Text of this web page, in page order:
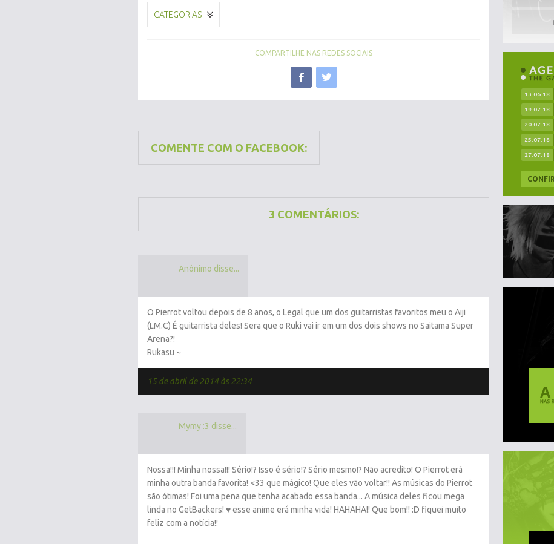
CATEGORIAS
COMPARTILHE NAS REDES SOCIAIS
COMENTE COM O FACEBOOK:
3 COMENTÁRIOS:
Anônimo disse...
O Pierrot voltou depois de 8 anos, o Legal que um dos guitarristas favoritos meu o Aiji
(LM.C) É guitarrista deles! Sera que o Ruki vai ir em um dos dois shows no Saitama Super
Arena?!
Rukasu ~
15 de abril de 2014 às 22:34
Mymy :3 disse...
Nossa!!! Minha nossa!!! Sério!? Isso é sério!? Sério mesmo!? Não acredito! O Pierrot erá
minha outra banda favorita! <33 que mágico! Que eles vão voltar!! As músicas do Pierrot
são ótimas! Foi uma pena que tenha acabado essa banda... A música deles ficou mega
linda no GetBackers! ♥ esse anime erá minha vida! HAHAHA!! Que bom!! :D fiquei muito
feliz com a notícia!!
13.06.18
19.07.18
20.07.18
25.07.18
27.07.18